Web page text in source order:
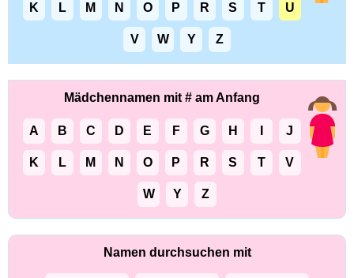
K L M N O P R S T U
V W Y Z
Mädchennamen mit # am Anfang
A B C D E F G H J
K L M N O P R S T V
W Y Z
Namen durchsuchen mit